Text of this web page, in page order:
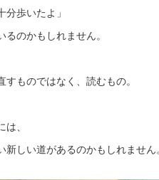
分歩いたよ」
るのかもしれません。
ものではなく、読むもの。
、
新しい道があるのかもしれません